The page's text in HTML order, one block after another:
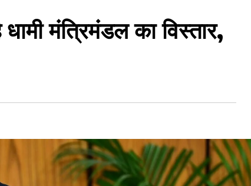
मंत्रिमंडल का विस्तार,